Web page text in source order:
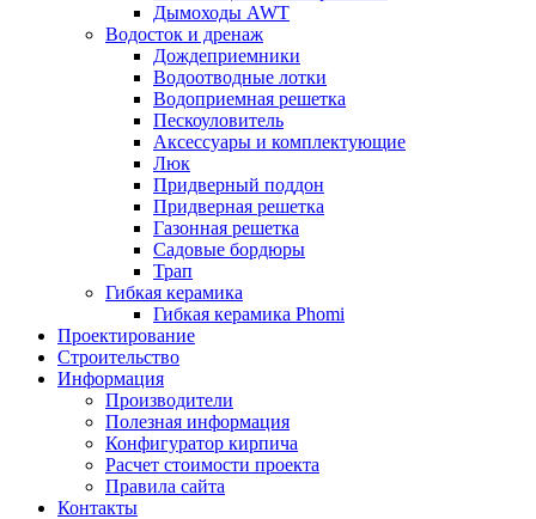
Дымоходы AWT
Водосток и дренаж
Дождеприемники
Водоотводные лотки
Водоприемная решетка
Пескоуловитель
Аксессуары и комплектующие
Люк
Придверный поддон
Придверная решетка
Газонная решетка
Садовые бордюры
Трап
Гибкая керамика
Гибкая керамика Phomi
Проектирование
Строительство
Информация
Производители
Полезная информация
Конфигуратор кирпича
Расчет стоимости проекта
Правила сайта
Контакты